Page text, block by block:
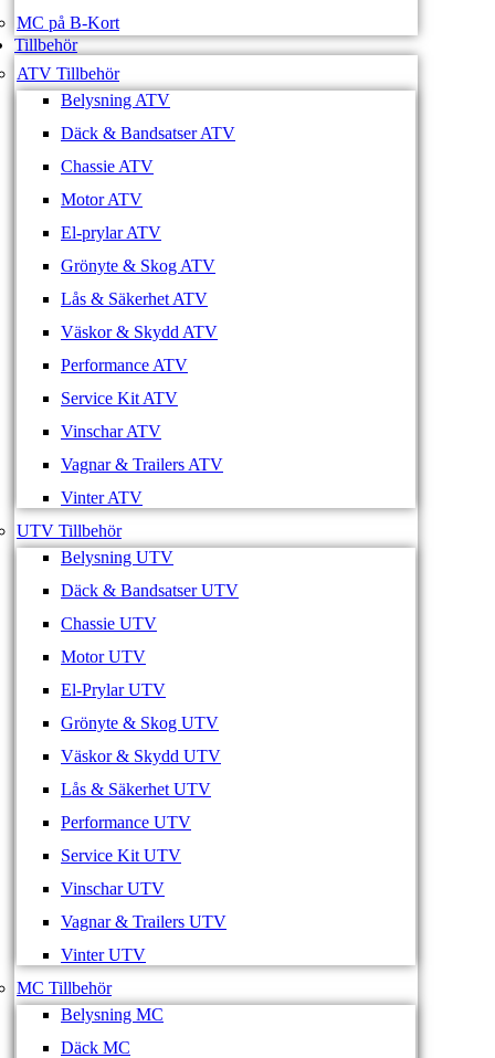
MC på B-Kort
Tillbehör
ATV Tillbehör
Belysning ATV
Däck & Bandsatser ATV
Chassie ATV
Motor ATV
El-prylar ATV
Grönyte & Skog ATV
Lås & Säkerhet ATV
Väskor & Skydd ATV
Performance ATV
Service Kit ATV
Vinschar ATV
Vagnar & Trailers ATV
Vinter ATV
UTV Tillbehör
Belysning UTV
Däck & Bandsatser UTV
Chassie UTV
Motor UTV
El-Prylar UTV
Grönyte & Skog UTV
Väskor & Skydd UTV
Lås & Säkerhet UTV
Performance UTV
Service Kit UTV
Vinschar UTV
Vagnar & Trailers UTV
Vinter UTV
MC Tillbehör
Belysning MC
Däck MC